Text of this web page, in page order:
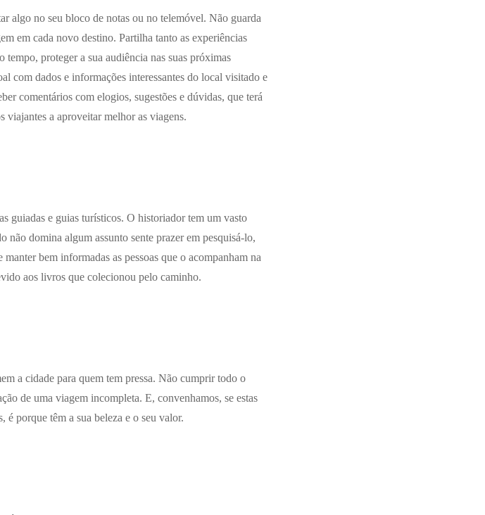
algo no seu bloco de notas ou no telemóvel. Não guarda
em cada novo destino. Partilha tanto as experiências
tempo, proteger a sua audiência nas suas próximas
com dados e informações interessantes do local visitado e
comentários com elogios, sugestões e dúvidas, que terá
viajantes a aproveitar melhor as viagens.
guiadas e guias turísticos. O historiador tem um vasto
não domina algum assunto sente prazer em pesquisá-lo,
bem informadas as pessoas que o acompanham na
aos livros que colecionou pelo caminho.
a cidade para quem tem pressa. Não cumprir todo o
de uma viagem incompleta. E, convenhamos, se estas
é porque têm a sua beleza e o seu valor.